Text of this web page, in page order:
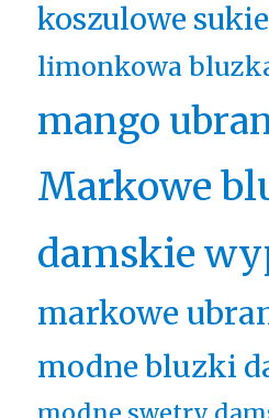
koszulowe
limonkowa
mango
Markowe
damskie
markowe
modne bluzki